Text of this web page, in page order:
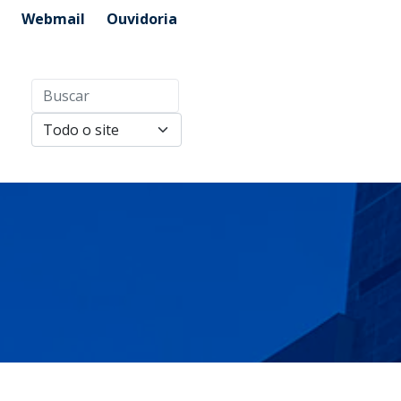
Webmail Ouvidoria